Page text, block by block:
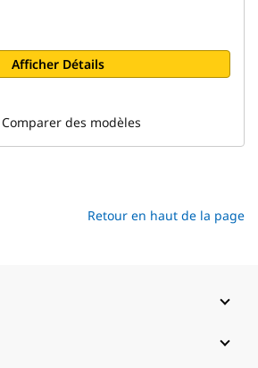
Afficher Détails
Comparer des modèles
Retour en haut de la page